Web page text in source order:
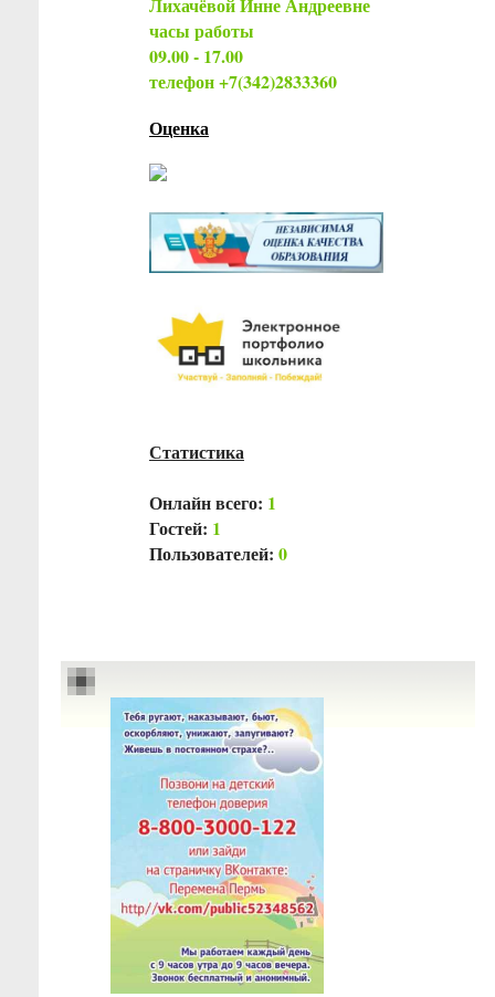
Лихачёвой Инне Андреевне
часы работы
09.00 - 17.00
телефон +7(342)2833360
Оценка
Статистика
Онлайн всего: 1
Гостей: 1
Пользователей: 0